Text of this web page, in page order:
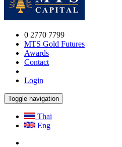
0 2770 7799
MTS Gold Futures
Awards
Contact
Login
Toggle navigation
Thai
Eng